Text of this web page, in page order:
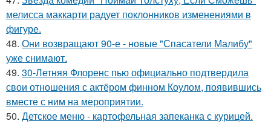
мелисса маккарти радует поклонников изменениями в
фигуре.
48. Они возвращают 90-е - новые "Спасатели Малибу"
уже снимают.
49. 30-Летняя Флоренс пью официально подтвердила
свои отношения с актёром финном Коулом, появившись
вместе с ним на мероприятии.
50. Детское меню - картофельная запеканка с курицей.